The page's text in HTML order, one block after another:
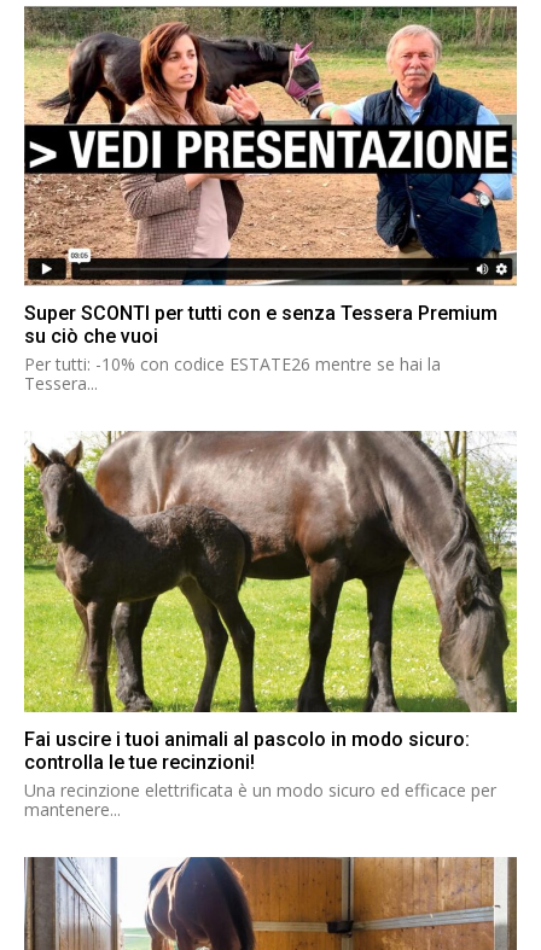
Super SCONTI per tutti con e senza Tessera Premium
su ciò che vuoi
Per tutti: -10% con codice ESTATE26 mentre se hai la
Tessera...
Fai uscire i tuoi animali al pascolo in modo sicuro:
controlla le tue recinzioni!
Una recinzione elettrificata è un modo sicuro ed efficace per
mantenere...